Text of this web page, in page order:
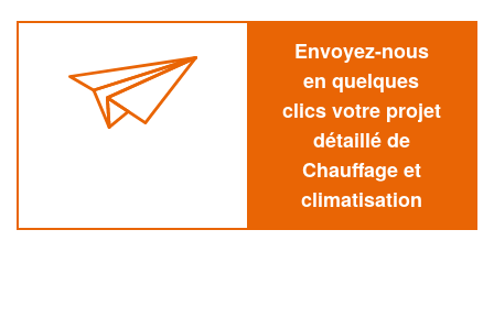
Envoyez-nous
en quelques
clics votre projet
détaillé de
Chauffage et
climatisation